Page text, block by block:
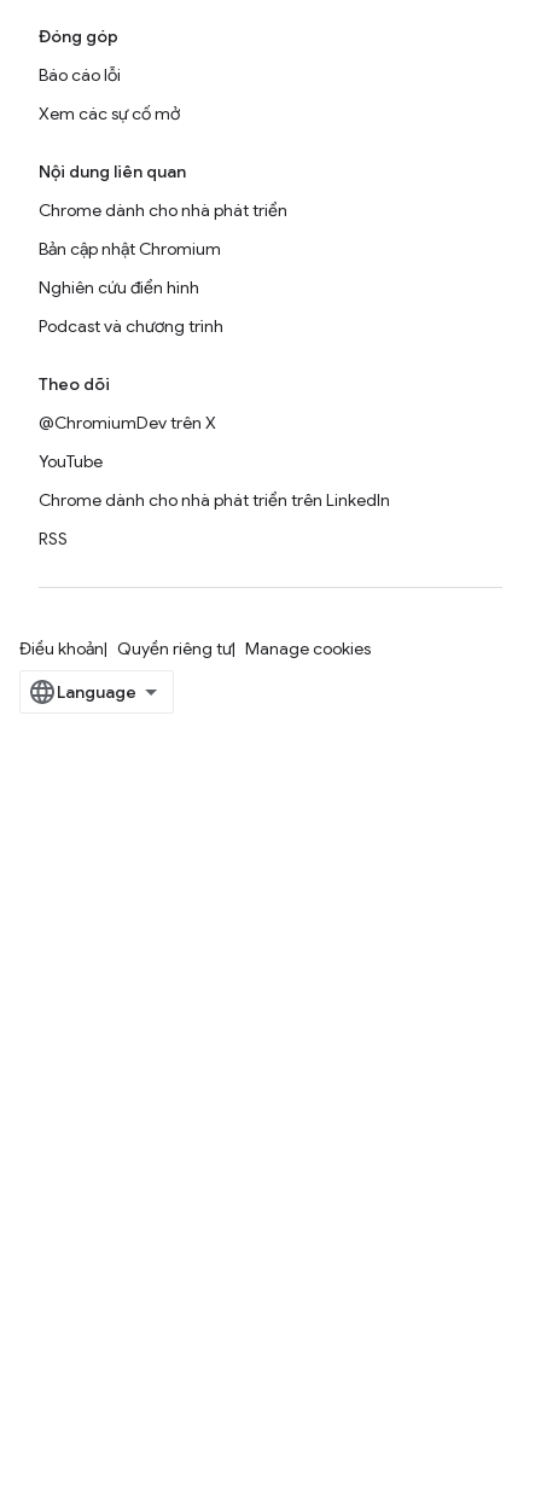
Đóng góp
Báo cáo lỗi
Xem các sự cố mở
Nội dung liên quan
Chrome dành cho nhà phát triển
Bản cập nhật Chromium
Nghiên cứu điển hình
Podcast và chương trình
Theo dõi
@ChromiumDev trên X
YouTube
Chrome dành cho nhà phát triển trên LinkedIn
RSS
Điều khoản Quyền riêng tư Manage cookies